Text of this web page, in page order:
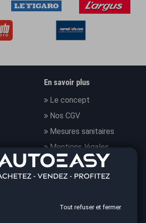
En savoir plus
Le concept
Nos CGV
Mesures sanitaires
Mentions légales
Données personnelles
Tout refuser et fermer